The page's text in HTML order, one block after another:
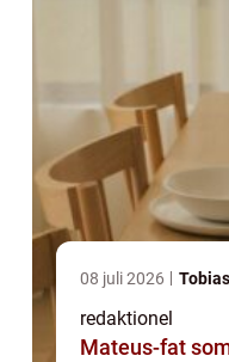
08 juli 2026
redaktionel
Mateus-fat